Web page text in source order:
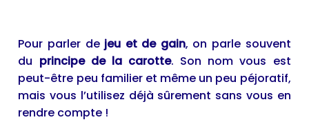
Pour parler de jeu et de gain, on parle souvent
du principe de la carotte. Son nom vous est
peut-être peu familier et même un peu péjoratif,
mais vous l’utilisez déjà sûrement sans vous en
rendre compte !